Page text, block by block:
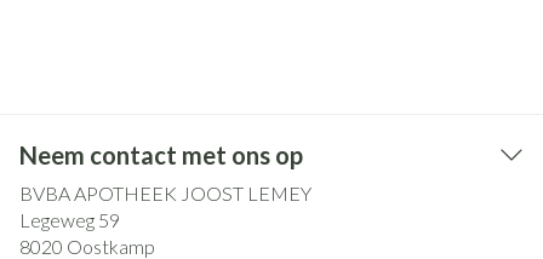
Neem contact met ons op
BVBA APOTHEEK JOOST LEMEY
Legeweg 59
8020 Oostkamp